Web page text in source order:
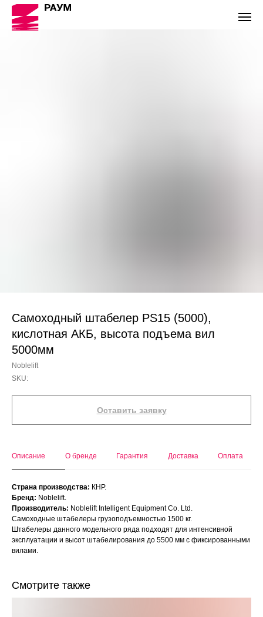
Самоходный штабелер PS15 (5000),
кислотная АКБ, высота подъема вил
5000мм
Noblelift
SKU:
Оставить заявку
Описание О бренде Гарантия Доставка Оплата
Страна производства: КНР.
Бренд: Noblelift.
Производитель: Noblelift Intelligent Equipment Co. Ltd.
Самоходные штабелеры грузоподъемностью 1500 кг.
Штабелеры данного модельного ряда подходят для интенсивной
эксплуатации и высот штабелирования до 5500 мм с фиксированными
вилами.
Смотрите также